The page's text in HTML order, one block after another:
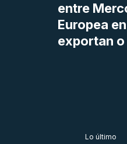
entre
Europea
exportan
Lo último